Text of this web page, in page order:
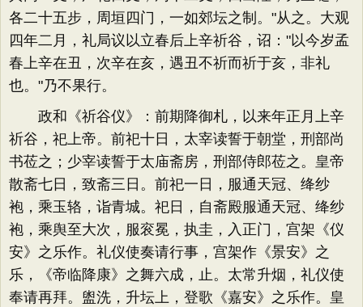
各二十五步，周垣四门，一如郊坛之制。"从之。大观
四年二月，礼局议以立春后上辛祈谷，诏："以今岁孟
春上辛在丑，次辛在亥，遇丑不祈而祈于亥，非礼
也。"乃不果行。
政和《祈谷仪》：前期降御札，以来年正月上辛
祈谷，祀上帝。前祀十日，太宰读誓于朝堂，刑部尚
书莅之；少宰读誓于太庙斋房，刑部侍郎莅之。皇帝
散斋七日，致斋三日。前祀一日，服通天冠、绛纱
袍，乘玉辂，诣青城。祀日，自斋殿服通天冠、绛纱
袍，乘舆至大次，服衮冕，执圭，入正门，宫架《仪
安》之乐作。礼仪使奏请行事，宫架作《景安》之
乐，《帝临降康》之舞六成，止。太常升烟，礼仪使
奉请再拜。盥洗，升坛上，登歌《嘉安》之乐作。皇